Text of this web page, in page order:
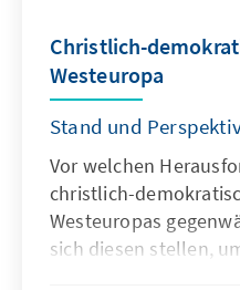
Christlich-
Westeuropa
Stand und
Vor welchen
christlich-
Westeuropas
sich diesen stellen,